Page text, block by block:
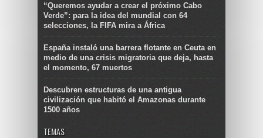
“Queremos ayudar a crear el próximo Cabo
Verde”: para la idea del mundial con 64
selecciones, la FIFA mira a África
España instaló una barrera flotante en Ceuta en
medio de una crisis migratoria que deja, hasta
el momento, 67 muertos
Descubren estructuras de una antigua
civilización que habitó el Amazonas durante
1500 años
TEMAS